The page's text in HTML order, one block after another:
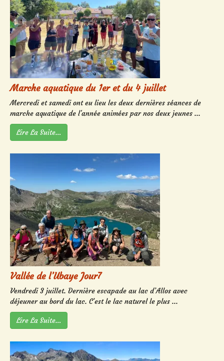
Marche aquatique du 1er et du 4 juillet
Mercredi et samedi ont eu lieu les deux dernières séances de
marche aquatique de l'année animées par nos deux jeunes ...
Lire La Suite…
Vallée de l’Ubaye Jour7
Vendredi 3 juillet. Dernière escapade au lac d’Allos avec
déjeuner au bord du lac. C’est le lac naturel le plus ...
Lire La Suite…